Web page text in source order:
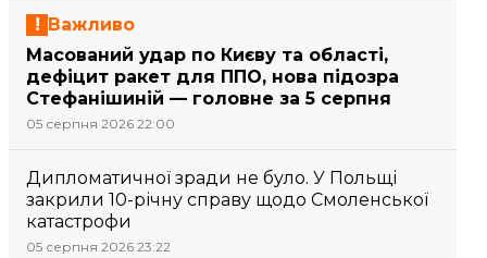
Важливо
Масований удар по Києву та області,
дефіцит ракет для ППО, нова підозра
Стефанішиній — головне за 5 серпня
05 серпня 2026 22:00
Дипломатичної зради не було. У Польщі
закрили 10-річну справу щодо Смоленської
катастрофи
05 серпня 2026 23:22